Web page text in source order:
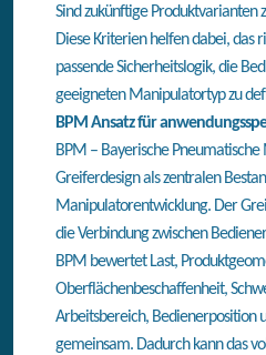
Sind zukünftige Produktvarianten
Diese Kriterien helfen dabei, das
passende Sicherheitslogik, die
geeigneten Manipulatortyp zu
BPM Ansatz für
BPM – Bayerische
Greiferdesign als zentralen
Manipulatorentwicklung. Der
die Verbindung zwischen
BPM bewertet Last,
Oberflächenbeschaffenheit,
Arbeitsbereich, Bedienerposition
gemeinsam. Dadurch kann das